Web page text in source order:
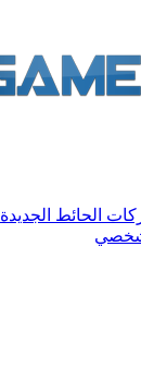
الحائط الجديدة